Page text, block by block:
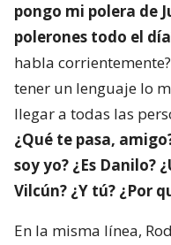
pongo mi polera de
polerones todo el
habla
tener un lenguaje lo
llegar a todas las
¿Qué te pasa,
soy yo? ¿Es Danilo?
Vilcún? ¿Y tú? ¿Por
En la misma línea,